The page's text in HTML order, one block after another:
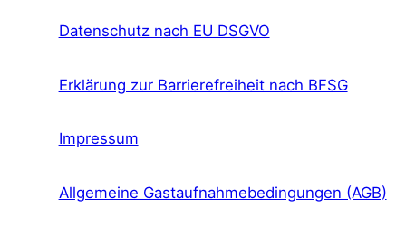
Datenschutz nach EU DSGVO
Erklärung zur Barrierefreiheit nach BFSG
Impressum
Allgemeine Gastaufnahmebedingungen (AGB)